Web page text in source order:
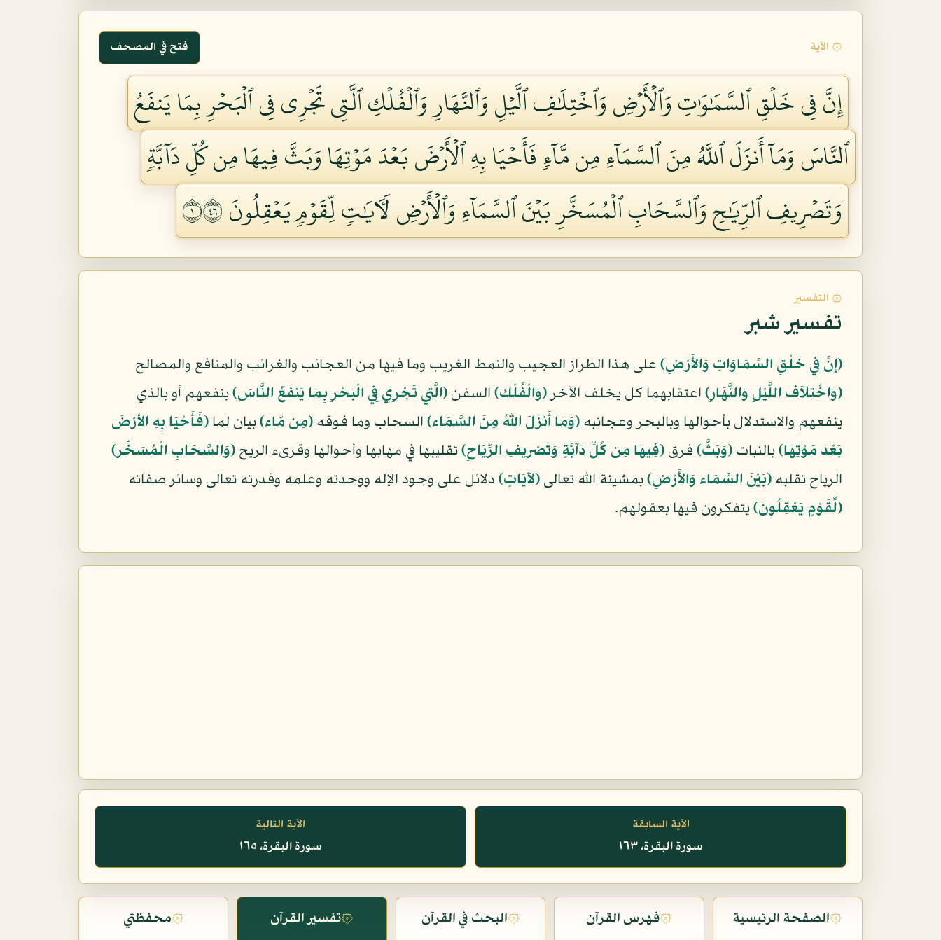
۞ الآية فتح في المصحف
إِنَّ فِي خَلۡقِ ٱلسَّمَٰوَٰتِ وَٱلۡأَرۡضِ وَٱخۡتِلَٰفِ ٱلَّيۡلِ وَٱلنَّهَارِ وَٱلۡفُلۡكِ ٱلَّتِي تَجۡرِي فِي ٱلۡبَحۡرِ بِمَا يَنفَعُ
ٱلنَّاسَ وَمَآ أَنزَلَ ٱللَّهُ مِنَ ٱلسَّمَآءِ مِن مَّآءٖ فَأَحۡيَا بِهِ ٱلۡأَرۡضَ بَعۡدَ مَوۡتِهَا وَبَثَّ فِيهَا مِن كُلِّ دَآبَّةٖ
وَتَصۡرِيفِ ٱلرِّيَٰحِ وَٱلسَّحَابِ ٱلۡمُسَخَّرِ بَيۡنَ ٱلسَّمَآءِ وَٱلۡأَرۡضِ لَأٓيَٰتٖ لِّقَوۡمٖ يَعۡقِلُونَ ١٦٤
۞ التفسير
تفسير شبر
﴿إِنَّ فِي خَلْقِ السَّمَاوَاتِ وَالأَرْضِ﴾ على هذا الطراز العجيب والنمط الغريب وما فيها من العجائب والغرائب والمنافع والمصالح
﴿وَاخْتِلاَفِ اللَّيْلِ وَالنَّهَارِ﴾ اعتقابهما كل يخلف الآخر﴿وَالْفُلْكِ﴾ السفن ﴿الَّتِي تَجْرِي فِي الْبَحْرِ بِمَا يَنفَعُ النَّاسَ﴾بنفعهم أو بالذي
ينفعهم والاستدلال بأحوالها وبالبحر وعجائبه ﴿وَمَا أَنزَلَ اللّهُ مِنَ السَّمَاء﴾ السحاب وما فوقه ﴿مِن مَّاء﴾بيان لما ﴿فَأَحْيَا بِهِ الأرْضَ
بَعْدَ مَوْتِهَا﴾بالنبات ﴿وَبَثَّ﴾ فرق ﴿فِيهَا مِن كُلِّ دَآبَّةٍ وَتَصْرِيفِ الرِّيَاحِ﴾تقليبها في مهابها وأحوالها وقرىء الريح ﴿وَالسَّحَابِ الْمُسَخِّرِ﴾
الرياح تقلبه ﴿بَيْنَ السَّمَاء وَالأَرْضِ﴾بمشيئة الله تعالى ﴿لآيَاتٍ﴾ دلائل على وجود الإله ووحدته وعلمه وقدرته تعالى وسائر صفاته
﴿لِّقَوْمٍ يَعْقِلُونَ﴾يتفكرون فيها بعقولهم.
الآية السابقة
سورة البقرة، ١٦٣
الآية التالية
سورة البقرة، ١٦٥
۞الصفحة الرئيسية ۞فهرس القرآن ۞البحث في القرآن ۞تفسير القرآن ۞محفظتي